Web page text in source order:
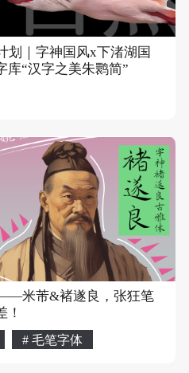
划｜字神国风x下渚湖国
库“汉字之美朱鹮简”
米芾&褚遂良，张狂笔
！
# 毛笔字体